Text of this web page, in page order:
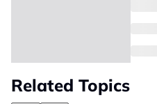
Related Topics